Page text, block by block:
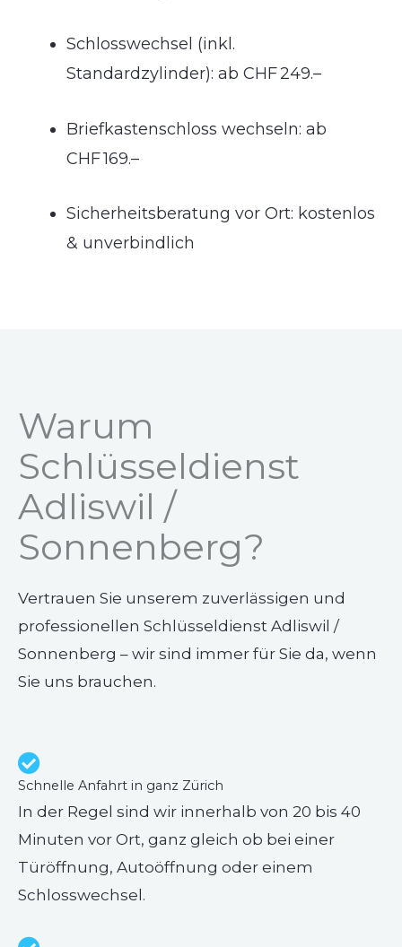
Schlosswechsel (inkl.
Standardzylinder): ab CHF 249.–
Briefkastenschloss wechseln: ab
CHF 169.–
Sicherheitsberatung vor Ort: kostenlos
& unverbindlich
Warum
Schlüsseldienst
Adliswil /
Sonnenberg?
Vertrauen Sie unserem zuverlässigen und
professionellen Schlüsseldienst Adliswil /
Sonnenberg – wir sind immer für Sie da, wenn
Sie uns brauchen.
Schnelle Anfahrt in ganz Zürich
In der Regel sind wir innerhalb von 20 bis 40
Minuten vor Ort, ganz gleich ob bei einer
Türöffnung, Autoöffnung oder einem
Schlosswechsel.